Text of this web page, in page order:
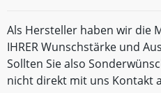
Als Hersteller haben wir die
IHRER Wunschstärke und
Sollten Sie also
nicht direkt mit uns Kontakt